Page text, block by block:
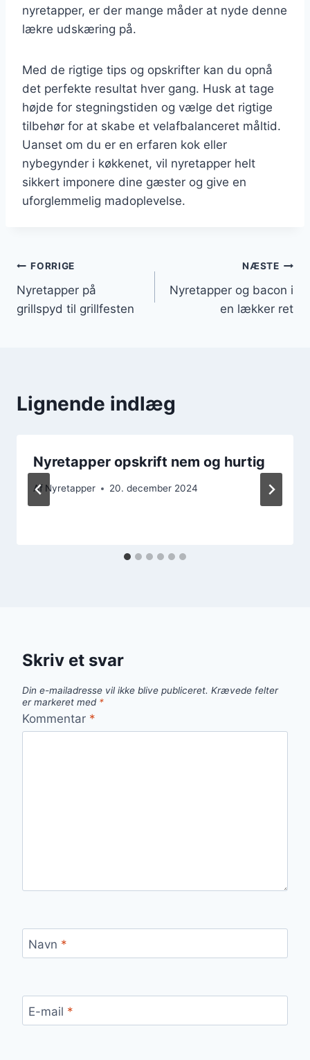
nyretapper, er der mange måder at nyde denne
lækre udskæring på.
Med de rigtige tips og opskrifter kan du opnå
det perfekte resultat hver gang. Husk at tage
højde for stegningstiden og vælge det rigtige
tilbehør for at skabe et velafbalanceret måltid.
Uanset om du er en erfaren kok eller
nybegynder i køkkenet, vil nyretapper helt
sikkert imponere dine gæster og give en
uforglemmelig madoplevelse.
Indlægsnavigation
FORRIGE
Nyretapper på
grillspyd til grillfesten
NÆSTE
Nyretapper og bacon i
en lækker ret
Lignende indlæg
Nyretapper opskrift nem og hurtig
Af Nyretapper 20. december 2024
Skriv et svar
Din e-mailadresse vil ikke blive publiceret. Krævede felter
er markeret med *
Kommentar *
Navn *
E-mail *